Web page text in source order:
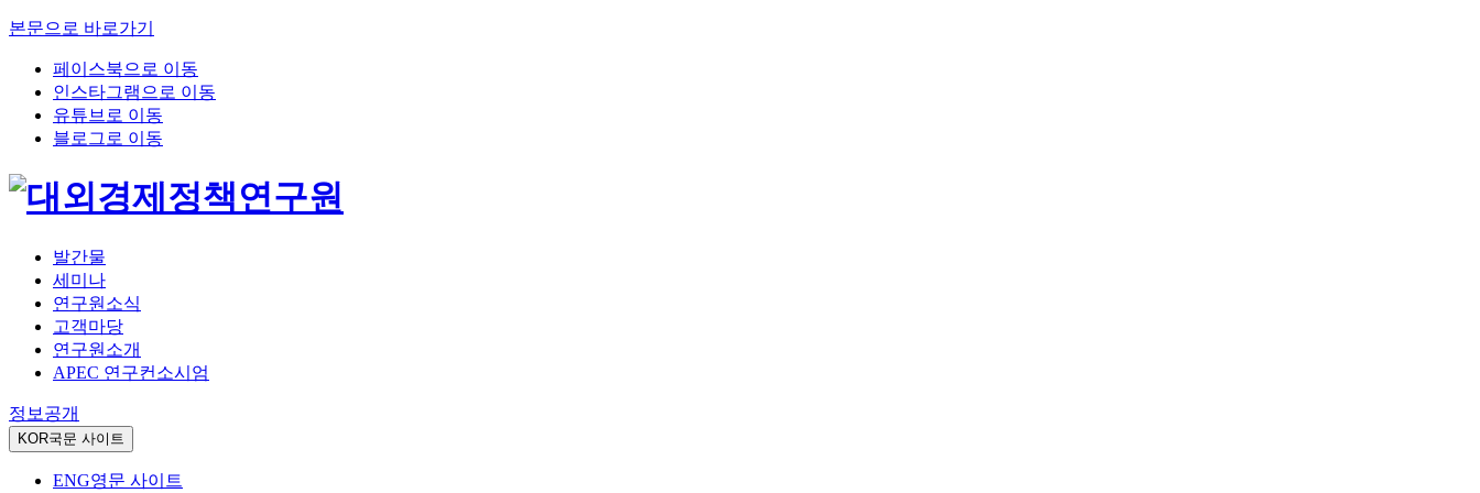
본문으로 바로가기
페이스북으로 이동
인스타그램으로 이동
유튜브로 이동
블로그로 이동
발간물
세미나
연구원소식
고객마당
연구원소개
APEC 연구컨소시엄
정보공개
KOR국문 사이트
ENG영문 사이트